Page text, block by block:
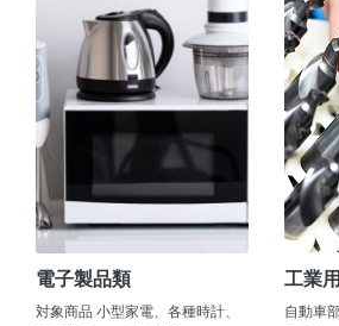
電子製品類
対象商品 小型家電、各種時計、
工業
自動車